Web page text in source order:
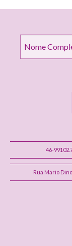
46-
Rua Mario